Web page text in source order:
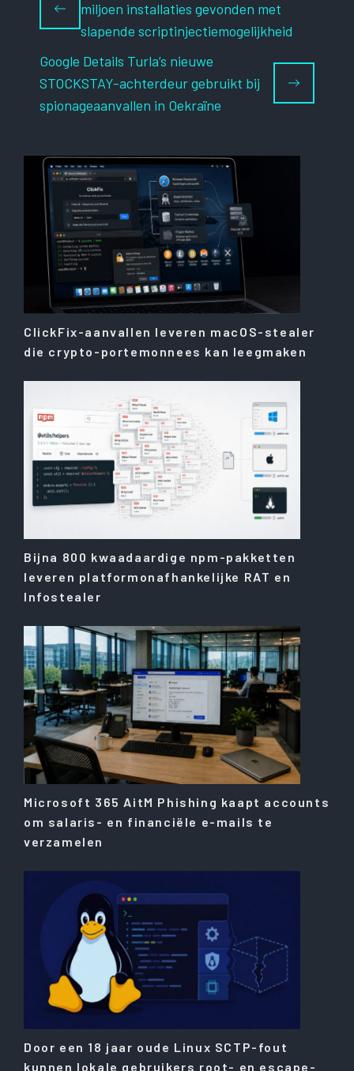
miljoen installaties gevonden met
slapende scriptinjectiemogelijkheid
Google Details Turla’s nieuwe
STOCKSTAY-achterdeur gebruikt bij
spionageaanvallen in Oekraïne
ClickFix-aanvallen leveren macOS-stealer
die crypto-portemonnees kan leegmaken
Bijna 800 kwaadaardige npm-pakketten
leveren platformonafhankelijke RAT en
Infostealer
Microsoft 365 AitM Phishing kaapt accounts
om salaris- en financiële e-mails te
verzamelen
Door een 18 jaar oude Linux SCTP-fout
kunnen lokale gebruikers root- en escape-